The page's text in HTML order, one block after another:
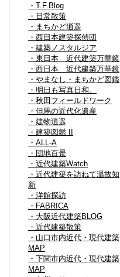
・T.F.Blog
・日常散策
・まちかど逍遥
・西日本建築探偵団
・建築ノスタルジア
・東日本 近代建築万華鏡
・西日本 近代建築万華鏡
・やまなし・まちかど図鑑
・明日も写真日和。
・秋田フィールドワーク
・但馬の近代化遺産
・建物逍遥
・建築図鑑 II
・ALL-A
・団地百景
・近代建築Watch
・近代建築を訪ねて温故知
新
・洋館探訪
・FABRICA
・大阪近代建築BLOG
・近代建築散策
・山口市内近代・現代建築
MAP
・下関市内近代・現代建築
MAP